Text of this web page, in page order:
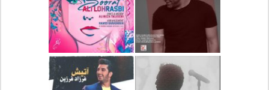
دانلود آهنگ جدید رضا
بهرام بنام نگار
دانلود آهنگ جدید علی
لهراسبی بنام صورت